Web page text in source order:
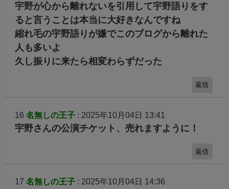
宇野が心から離れないを引用して宇野語りをす
ると言うことは本当に大好きなんですね
縮れ毛の宇野語りが嫌でこのブログから離れた
人も多いよ
久し振りに来たら相変わらずだった
返信
16 名無しの王子: 2025年10月04日 13:41
宇野さんの公演チケット、売れますように！
返信
17 名無しの王子: 2025年10月04日 14:36